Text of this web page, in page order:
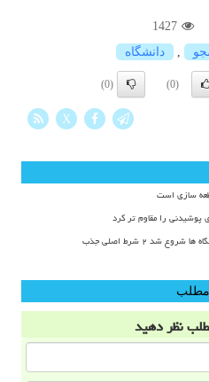
1427
دانشگاه
(0)
(0)
X
سازی است
را مقاوم تر کرد
شد ۲ شرط اصلی جذب
مطلب
نظر دهید